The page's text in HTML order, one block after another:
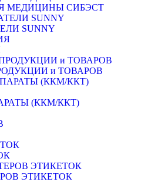
МЕДИЦИНЫ СИБЭСТ
SUNNY
и ТОВАРОВ
(ККМ/ККТ)
ЭТИКЕТОК